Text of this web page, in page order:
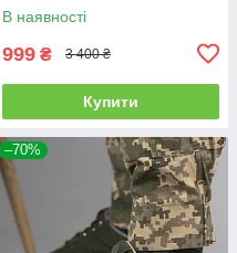
В наявності
999 ₴ 3 400 ₴
Купити
–70%